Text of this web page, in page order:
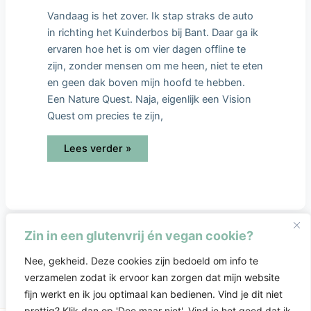
Zin in een glutenvrij én vegan cookie?
Nee, gekheid. Deze cookies zijn bedoeld om info te
verzamelen zodat ik ervoor kan zorgen dat mijn website
fijn werkt en ik jou optimaal kan bedienen. Vind je dit niet
Vandaag is het zover. Ik stap straks de auto
in richting het Kuinderbos bij Bant. Daar ga ik
ervaren hoe het is om vier dagen offline te
zijn, zonder mensen om me heen, niet te eten
en geen dak boven mijn hoofd te hebben.
Een Nature Quest. Naja, eigenlijk een Vision
Quest om precies te zijn,
Lees verder »